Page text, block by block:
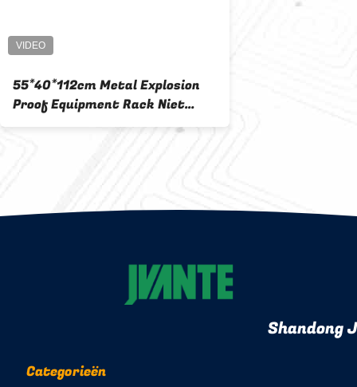
55*40*112cm Metal Explosion
Proof Equipment Rack Niet
gemakkelijk te vervormen
Shandong
Categorieën